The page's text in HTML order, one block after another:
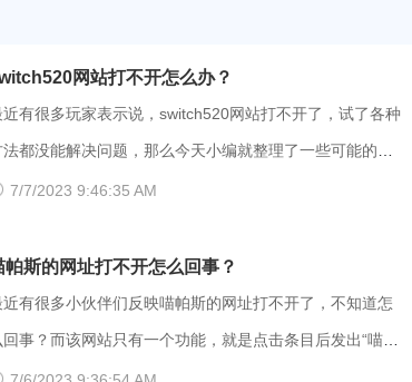
网站打不开怎么办？
近有很多玩家表示说，switch520网站打不开了，试了各种
都没能解决问题，那么今天小编就整理了一些可能的原
其解决办法，一起来看看吧。 1、更换域名导致的，
xxxxx520.com/，也可以多去各大论坛找找其他域名，
逐一尝试。 2、可能是浏览器的问题，用QQ浏览器、
和火狐都打不开，建议使用夸克浏览器，然后反复刷
。 3、使用移动网络的小伙伴们可能会由于运营商的问
7/7/2023 9:46:35 AM
帕斯的网址打不开怎么回事？
近有很多小伙伴们反映喵帕斯的网址打不开了，不知道怎
事？而该网站只有一个功能，就是点击条目后发出“喵帕
的声音，然后记录所有人点击的次数，这个数字总是涨的